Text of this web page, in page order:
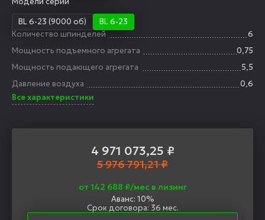
BL 6-23 (9000 об)
BL 6-23
Количество шпинделей
6
Мощность подъемного агрегата
0,75
Мощность подающего агрегата
5,5
Давление воздуха
0,6
Все характеристики
4 971 073,25 ₽
5 976 791,21 ₽
от 142 688 ₽/мес в лизинг
Аванс: 10%
Срок договора: 36 мес.